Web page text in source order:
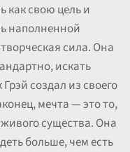
как свою цель и
наполненной
сила. Она
искать
создал из своего
мечта — это то,
существа. Она
больше, чем есть